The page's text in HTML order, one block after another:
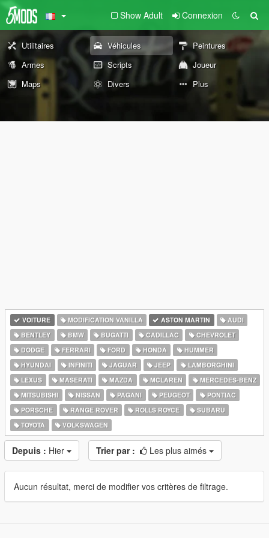
Show Adult Connexion
Utilitaires Véhicules
Peintures
Armes
Scripts
Joueur
Maps
Divers Plus
VOITURE MODIFICATION VANILLA ASTON MARTIN
AUDI
BENTLEY
BMW BUGATTI CADILLAC
CHEVROLET
DODGE
FERRARI FORD HONDA
HUMMER
HYUNDAI
INFINITI JAGUAR JEEP
LAMBORGHINI
LEXUS
MASERATI MAZDA MCLAREN
MERCEDES-BENZ
MITSUBISHI
NISSAN PAGANI PEUGEOT
PONTIAC
PORSCHE
RANGE ROVER ROLLS ROYCE
SUBARU
TOYOTA
VOLKSWAGEN
Depuis : Hier Trier par : Les plus aimés
Aucun résultat, merci de modifier vos critères de filtrage.